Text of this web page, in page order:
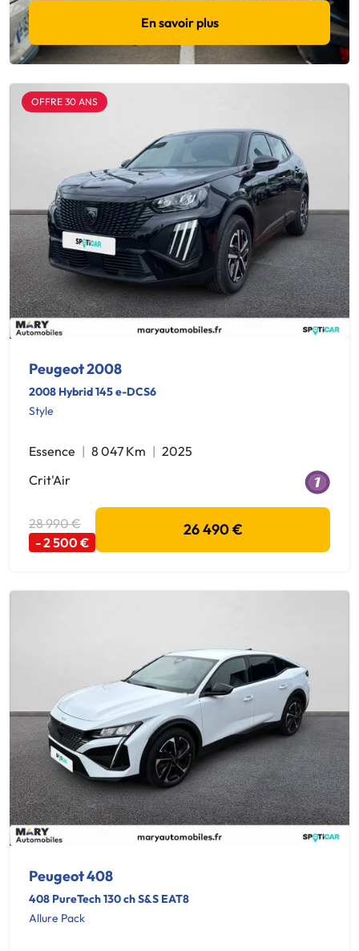
En savoir plus
OFFRE 30 ANS
Peugeot 2008
2008 Hybrid 145 e-DCS6
Style
Essence 8 047 Km
2025
Crit'Air
28 990 €
- 2 500 €
26 490 €
Peugeot 408
408 PureTech 130 ch S&S EAT8
Allure Pack